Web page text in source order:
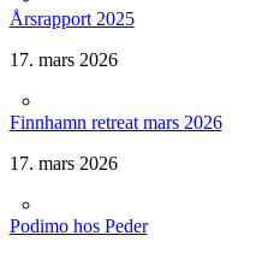
Årsrapport 2025
17. mars 2026
Finnhamn retreat mars 2026
17. mars 2026
Podimo hos Peder